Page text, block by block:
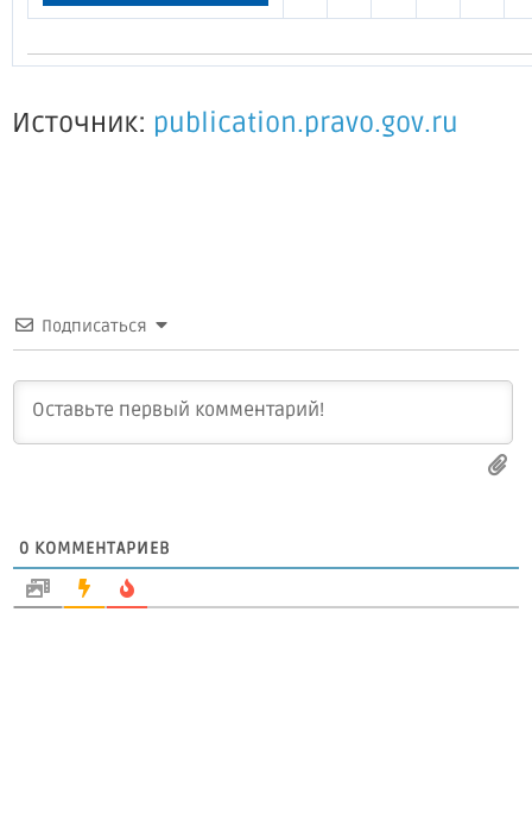
Источник: publication.pravo.gov.ru
Подписаться
0 КОММЕНТАРИЕВ